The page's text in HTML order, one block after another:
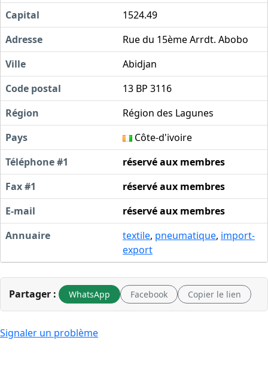
Capital
1524.49
Adresse
Rue du 15ème Arrdt. Abobo
Ville
Abidjan
Code postal
13 BP 3116
Région
Région des Lagunes
Pays
Côte-d'ivoire
Téléphone #1
réservé aux membres
Fax #1
réservé aux membres
E-mail
réservé aux membres
Annuaire
textile, pneumatique, import-
export
Partager : WhatsApp Facebook Copier le lien
Signaler un problème